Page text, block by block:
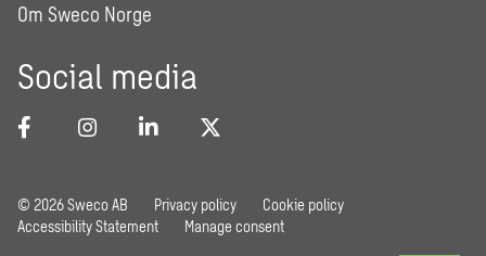
Om Sweco Norge
Social media
© 2026 Sweco AB Privacy policy
Cookie policy
Accessibility Statement
Manage consent